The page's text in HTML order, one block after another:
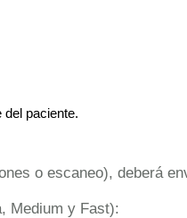
del paciente.
o escaneo), deberá
Medium y Fast):